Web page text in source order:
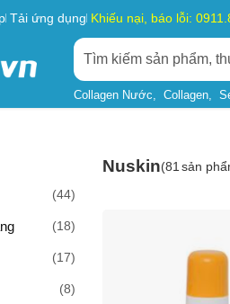
Tải ứng dụng Khiếu nại, báo lỗi:
Collagen Nước Collagen
(44)
(18)
(17)
(8)
Nuskin(81 sản